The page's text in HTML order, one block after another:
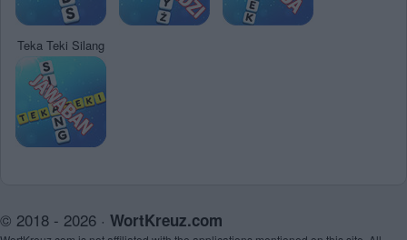
Teka Teki Silang
© 2018 - 2026 · WortKreuz.com